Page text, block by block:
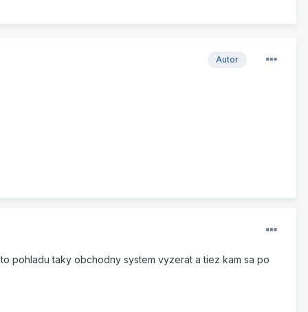
Autor
pohladu taky obchodny system vyzerat a tiez kam sa po